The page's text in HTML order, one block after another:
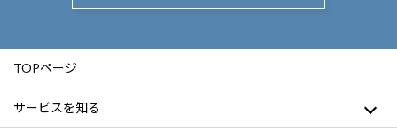
TOPページ
サービスを知る